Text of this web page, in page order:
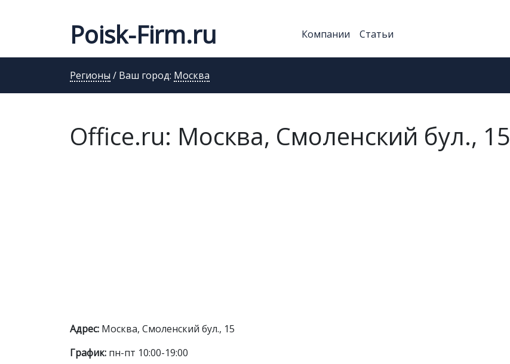
Poisk-Firm.ru Компании Статьи
Регионы / Ваш город: Москва
Office.ru: Москва, Смоленский бул., 15
Адрес: Москва, Смоленский бул., 15
График: пн-пт 10:00-19:00